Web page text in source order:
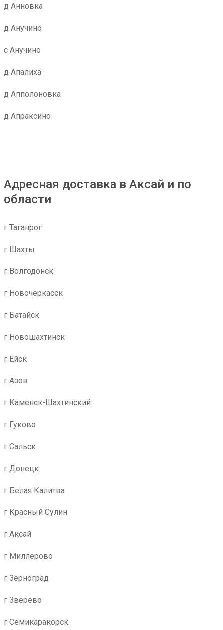
д Анновка
д Анучино
с Анучино
д Апалиха
д Апполоновка
д Апраксино
Адресная доставка в Аксай и по
области
г Таганрог
г Шахты
г Волгодонск
г Новочеркасск
г Батайск
г Новошахтинск
г Ейск
г Азов
г Каменск-Шахтинский
г Гуково
г Сальск
г Донецк
г Белая Калитва
г Красный Сулин
г Аксай
г Миллерово
г Зерноград
г Зверево
г Семикаракорск